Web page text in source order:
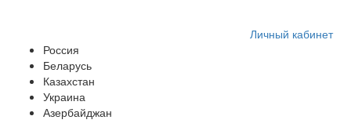
Личный кабинет
Россия
Беларусь
Казахстан
Украина
Азербайджан